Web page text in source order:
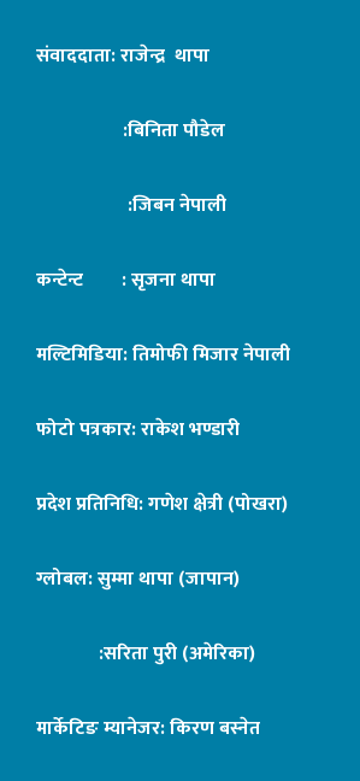
संवाददाता: राजेन्द्र थापा
:बिनिता पौडेल
:जिबन नेपाली
कन्टेन्ट : सृजना थापा
मल्टिमिडिया: तिमोफी मिजार नेपाली
फोटो पत्रकार: राकेश भण्डारी
प्रदेश प्रतिनिधि: गणेश क्षेत्री (पोखरा)
ग्लोबल: सुम्मा थापा (जापान)
:सरिता पुरी (अमेरिका)
मार्केटिङ म्यानेजर: किरण बस्नेत